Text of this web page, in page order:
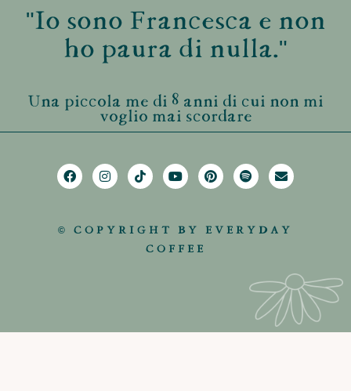
"Io sono Francesca e non
ho paura di nulla."
Una piccola me di 8 anni di cui non mi
voglio mai scordare
© COPYRIGHT BY EVERYDAY
COFFEE